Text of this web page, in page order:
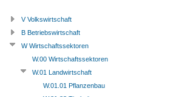
V Volkswirtschaft
B Betriebswirtschaft
W Wirtschaftssektoren
W.00 Wirtschaftssektoren
W.01 Landwirtschaft
W.01.01 Pflanzenbau